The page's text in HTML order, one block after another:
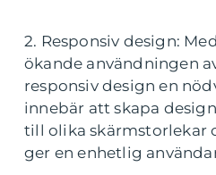
2. Responsiv design:
ökande användningen
responsiv design en
innebär att skapa
till olika skärmstorlekar
ger en enhetlig